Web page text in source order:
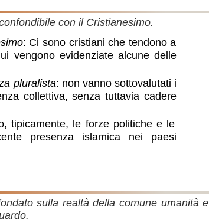
con il Cristianesimo.
: Ci sono cristiani che tendono a
vengono evidenziate alcune delle
pluralista: non vanno sottovalutati i
collettiva, senza tuttavia cadere
tipicamente, le forze politiche e le
presenza islamica nei paesi
sulla realtà della comune umanità e